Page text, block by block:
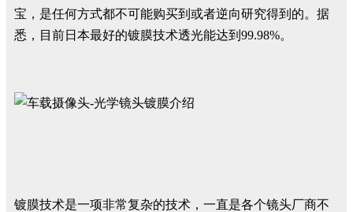
宝，是任何方式都不可能购买到或者逆向研究得到的。据
悉，目前日本最好的镀膜技术透光能达到99.98%。
镀膜技术是一项非常复杂的技术，一直是各个镜头厂商不